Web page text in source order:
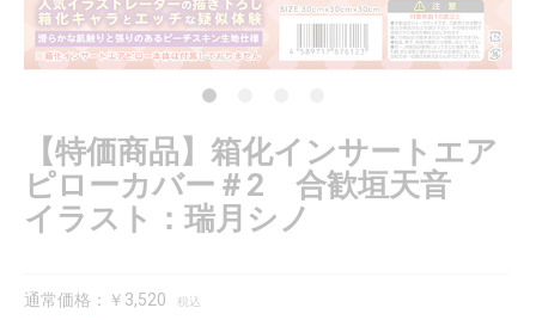
【特価商品】箱化インサートエア
ピローカバー＃2 合歓垣天音
イラスト：瑞月シノ
通常価格：￥3,520 税込